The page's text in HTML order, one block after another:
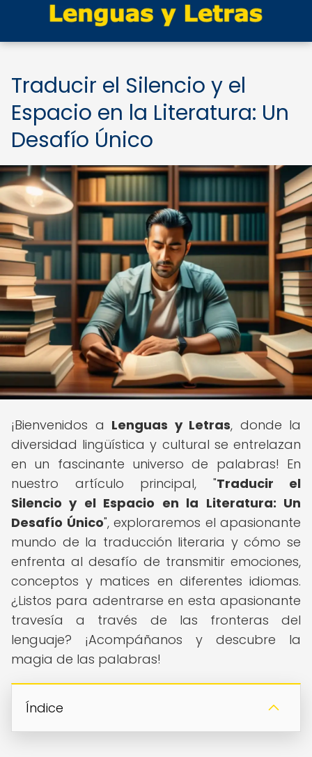
Traducir el Silencio y el
Espacio en la Literatura: Un
Desafío Único
¡Bienvenidos a Lenguas y Letras, donde la
diversidad lingüística y cultural se entrelazan
en un fascinante universo de palabras! En
nuestro artículo principal, "Traducir el
Silencio y el Espacio en la Literatura: Un
Desafío Único", exploraremos el apasionante
mundo de la traducción literaria y cómo se
enfrenta al desafío de transmitir emociones,
conceptos y matices en diferentes idiomas.
¿Listos para adentrarse en esta apasionante
travesía a través de las fronteras del
lenguaje? ¡Acompáñanos y descubre la
magia de las palabras!
Índice